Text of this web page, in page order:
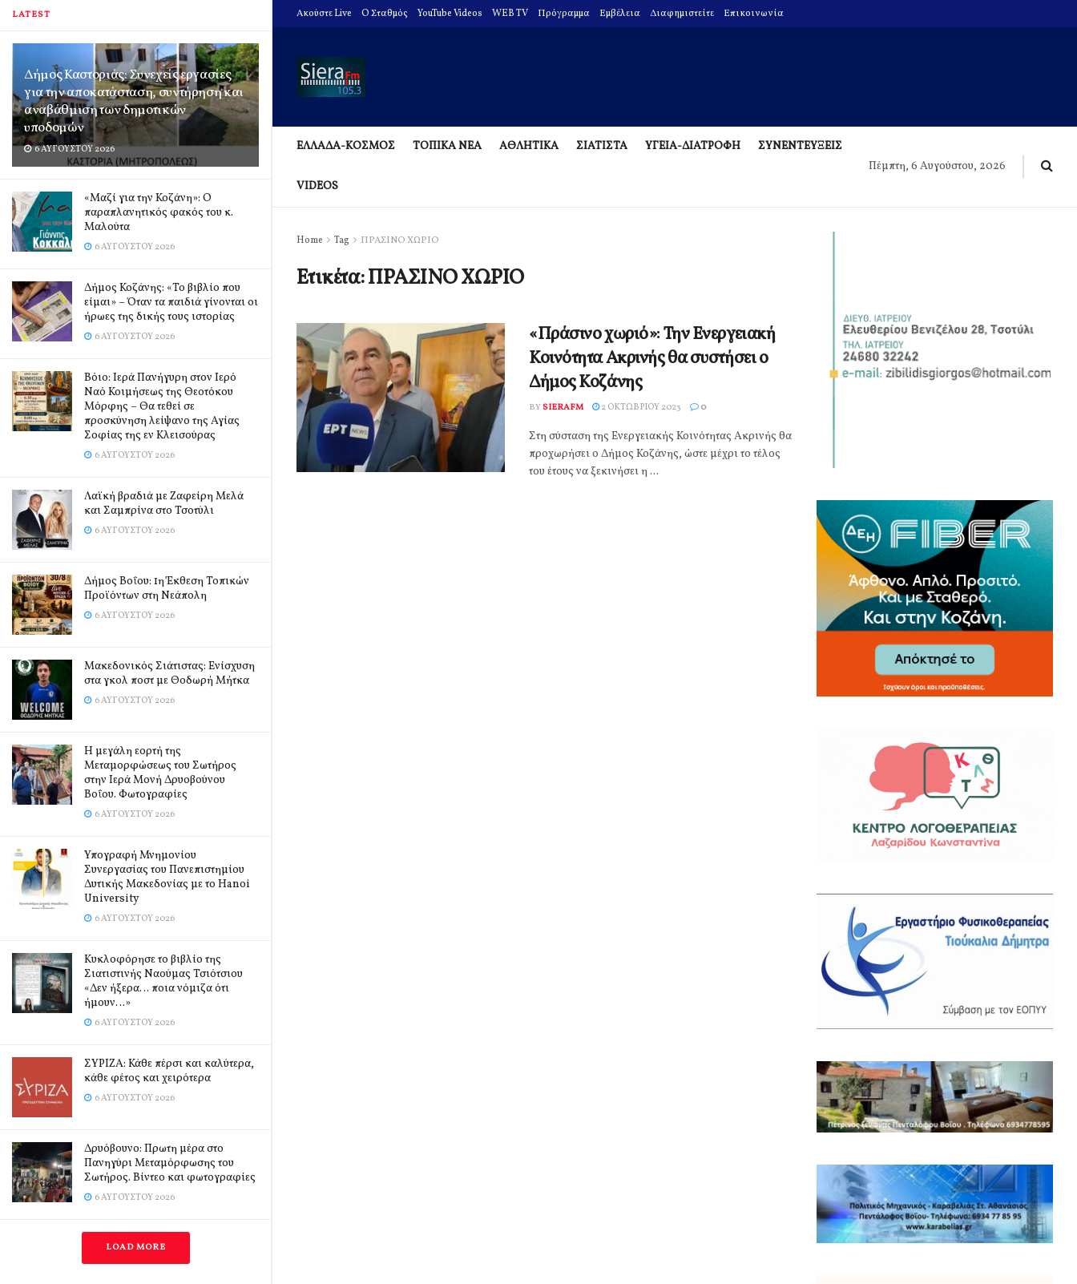
LATEST
Δήμος Καστοριάς: Συνεχείς εργασίες
για την αποκατάσταση, συντήρηση και
αναβάθμιση των δημοτικών
υποδομών
6 ΑΥΓΟΎΣΤΟΥ 2026
«Μαζί για την Κοζάνη»: Ο
παραπλανητικός φακός του κ.
Μαλούτα
6 ΑΥΓΟΎΣΤΟΥ 2026
Δήμος Κοζάνης: «Το βιβλίο που
είμαι» – Όταν τα παιδιά γίνονται οι
ήρωες της δικής τους ιστορίας
6 ΑΥΓΟΎΣΤΟΥ 2026
Βόιο: Ιερά Πανήγυρη στον Ιερό
Ναό Κοιμήσεως της Θεοτόκου
Μόρφης – Θα τεθεί σε
προσκύνηση λείψανο της Αγίας
Σοφίας της εν Κλεισούρας
6 ΑΥΓΟΎΣΤΟΥ 2026
Λαϊκή βραδιά με Ζαφείρη Μελά
και Σαμπρίνα στο Τσοτύλι
6 ΑΥΓΟΎΣΤΟΥ 2026
Δήμος Βοΐου: 1η Έκθεση Τοπικών
Προϊόντων στη Νεάπολη
6 ΑΥΓΟΎΣΤΟΥ 2026
Μακεδονικός Σιάτιστας: Ενίσχυση
στα γκολ ποστ με Θοδωρή Μήτκα
6 ΑΥΓΟΎΣΤΟΥ 2026
Η μεγάλη εορτή της
Μεταμορφώσεως του Σωτήρος
στην Ιερά Μονή Δρυοβούνου
Βοΐου. Φωτογραφίες
6 ΑΥΓΟΎΣΤΟΥ 2026
Υπογραφή Μνημονίου
Συνεργασίας του Πανεπιστημίου
Δυτικής Μακεδονίας με το Hanoi
University
6 ΑΥΓΟΎΣΤΟΥ 2026
Κυκλοφόρησε το βιβλίο της
Σιατιστινής Ναούμας Τσιότσιου
«Δεν ήξερα… ποια νόμιζα ότι
ήμουν…»
6 ΑΥΓΟΎΣΤΟΥ 2026
ΣΥΡΙΖΑ: Κάθε πέρσι και καλύτερα,
κάθε φέτος και χειρότερα
6 ΑΥΓΟΎΣΤΟΥ 2026
Δρυόβουνο: Πρωτη μέρα στο
Πανηγύρι Μεταμόρφωσης του
Σωτήρος. Βίντεο και φωτογραφίες
6 ΑΥΓΟΎΣΤΟΥ 2026
LOAD MORE
Ακούστε Live O Σταθμός YouTube Videos WEB TV Πρόγραμμα Εμβέλεια Διαφημιστείτε Επικοινωνία
ΕΛΛΑΔΑ-ΚΟΣΜΟΣ ΤΟΠΙΚΑ ΝΕΑ ΑΘΛΗΤΙΚΑ ΣΙΑΤΙΣΤΑ ΥΓΕΙΑ-ΔΙΑΤΡΟΦΗ ΣΥΝΕΝΤΕΥΞΕΙΣ
VIDEOS
Πέμπτη, 6 Αυγούστου, 2026
Home Tag ΠΡΑΣΙΝΟ ΧΩΡΙΟ
Ετικέτα:ΠΡΑΣΙΝΟ ΧΩΡΙΟ
«Πράσινο χωριό»: Την Ενεργειακή
Κοινότητα Ακρινής θα συστήσει ο
Δήμος Κοζάνης
BYSIERAFM 2 ΟΚΤΩΒΡΊΟΥ 2023 0
Στη σύσταση της Ενεργειακής Κοινότητας Ακρινής θα
προχωρήσει ο Δήμος Κοζάνης, ώστε μέχρι το τέλος
του έτους να ξεκινήσει η ...